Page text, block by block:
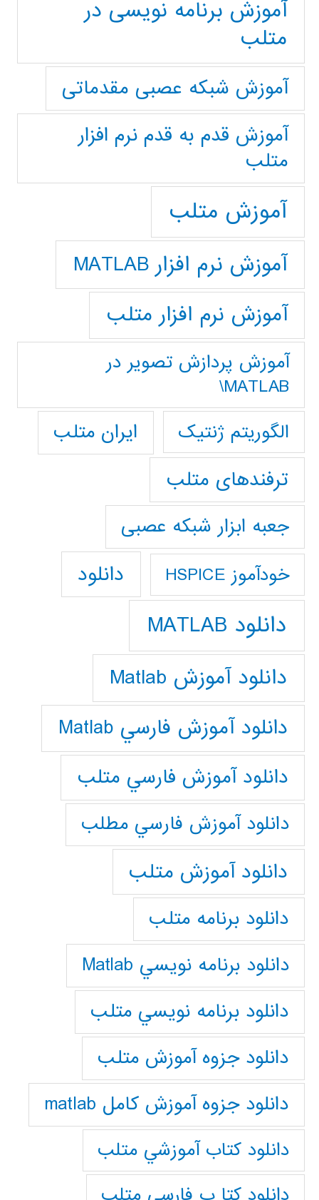
آموزش برنامه نویسی در
متلب
آموزش شبکه عصبی مقدماتی
آموزش قدم به قدم نرم افزار
متلب
آموزش متلب
آموزش نرم افزار MATLAB
آموزش نرم افزار متلب
آموزش پردازش تصوير در
MATLAB\
الگوریتم ژنتیک
ایران متلب
ترفندهای متلب
جعبه ابزار شبکه عصبی
خودآموز HSPICE دانلود
دانلود MATLAB
دانلود آموزش Matlab
دانلود آموزش فارسي Matlab
دانلود آموزش فارسي متلب
دانلود آموزش فارسي مطلب
دانلود آموزش متلب
دانلود برنامه متلب
دانلود برنامه نويسي Matlab
دانلود برنامه نويسي متلب
دانلود جزوه آموزش متلب
دانلود جزوه آموزش کامل matlab
دانلود كتاب آموزشي متلب